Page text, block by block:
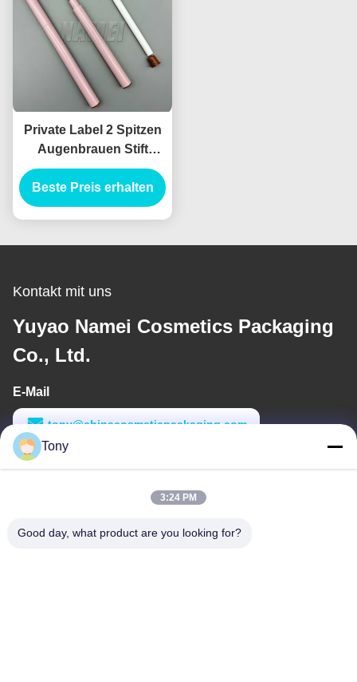
Private Label 2 Spitzen
Augenbrauen Stift
Custom Tube
Augenbrauen
Sammlung Skulptur
Bleistift Behälter
Beste Preis erhalten
Kontakt mit uns
Yuyao Namei Cosmetics Packaging
Co., Ltd.
E-Mail
tony@chinacosmeticpackaging.com
Arbeitszeit
Tony
3:24 PM
Good day, what product are you looking for?